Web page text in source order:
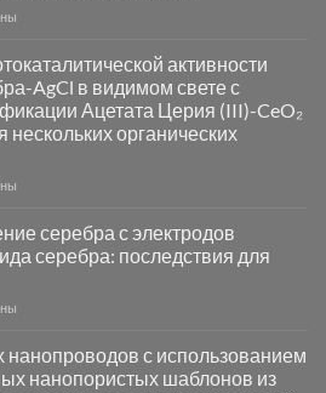
активности
AgCl в видимом свете с
Ацетата Церия (III)-CeO₂
нескольких органических
серебра с электродов
серебра: последствия для
нанопроводов с использованием
нанопористых шаблонов из